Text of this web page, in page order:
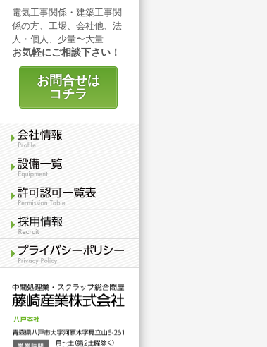
電気工事関係・建築工事関
係の方、工場、会社他、法
人・個人、少量〜大量
お気軽にご相談下さい！
お問合せは
コチラ